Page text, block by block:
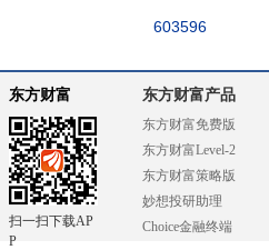
603596
东方财富
扫一扫下载AP
P
东方财富产品
东方财富免费版
东方财富Level-2
东方财富策略版
妙想投研助理
Choice金融终端